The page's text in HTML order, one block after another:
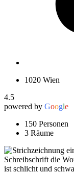
1020 Wien
4.5
powered by Google
150 Personen
3 Räume